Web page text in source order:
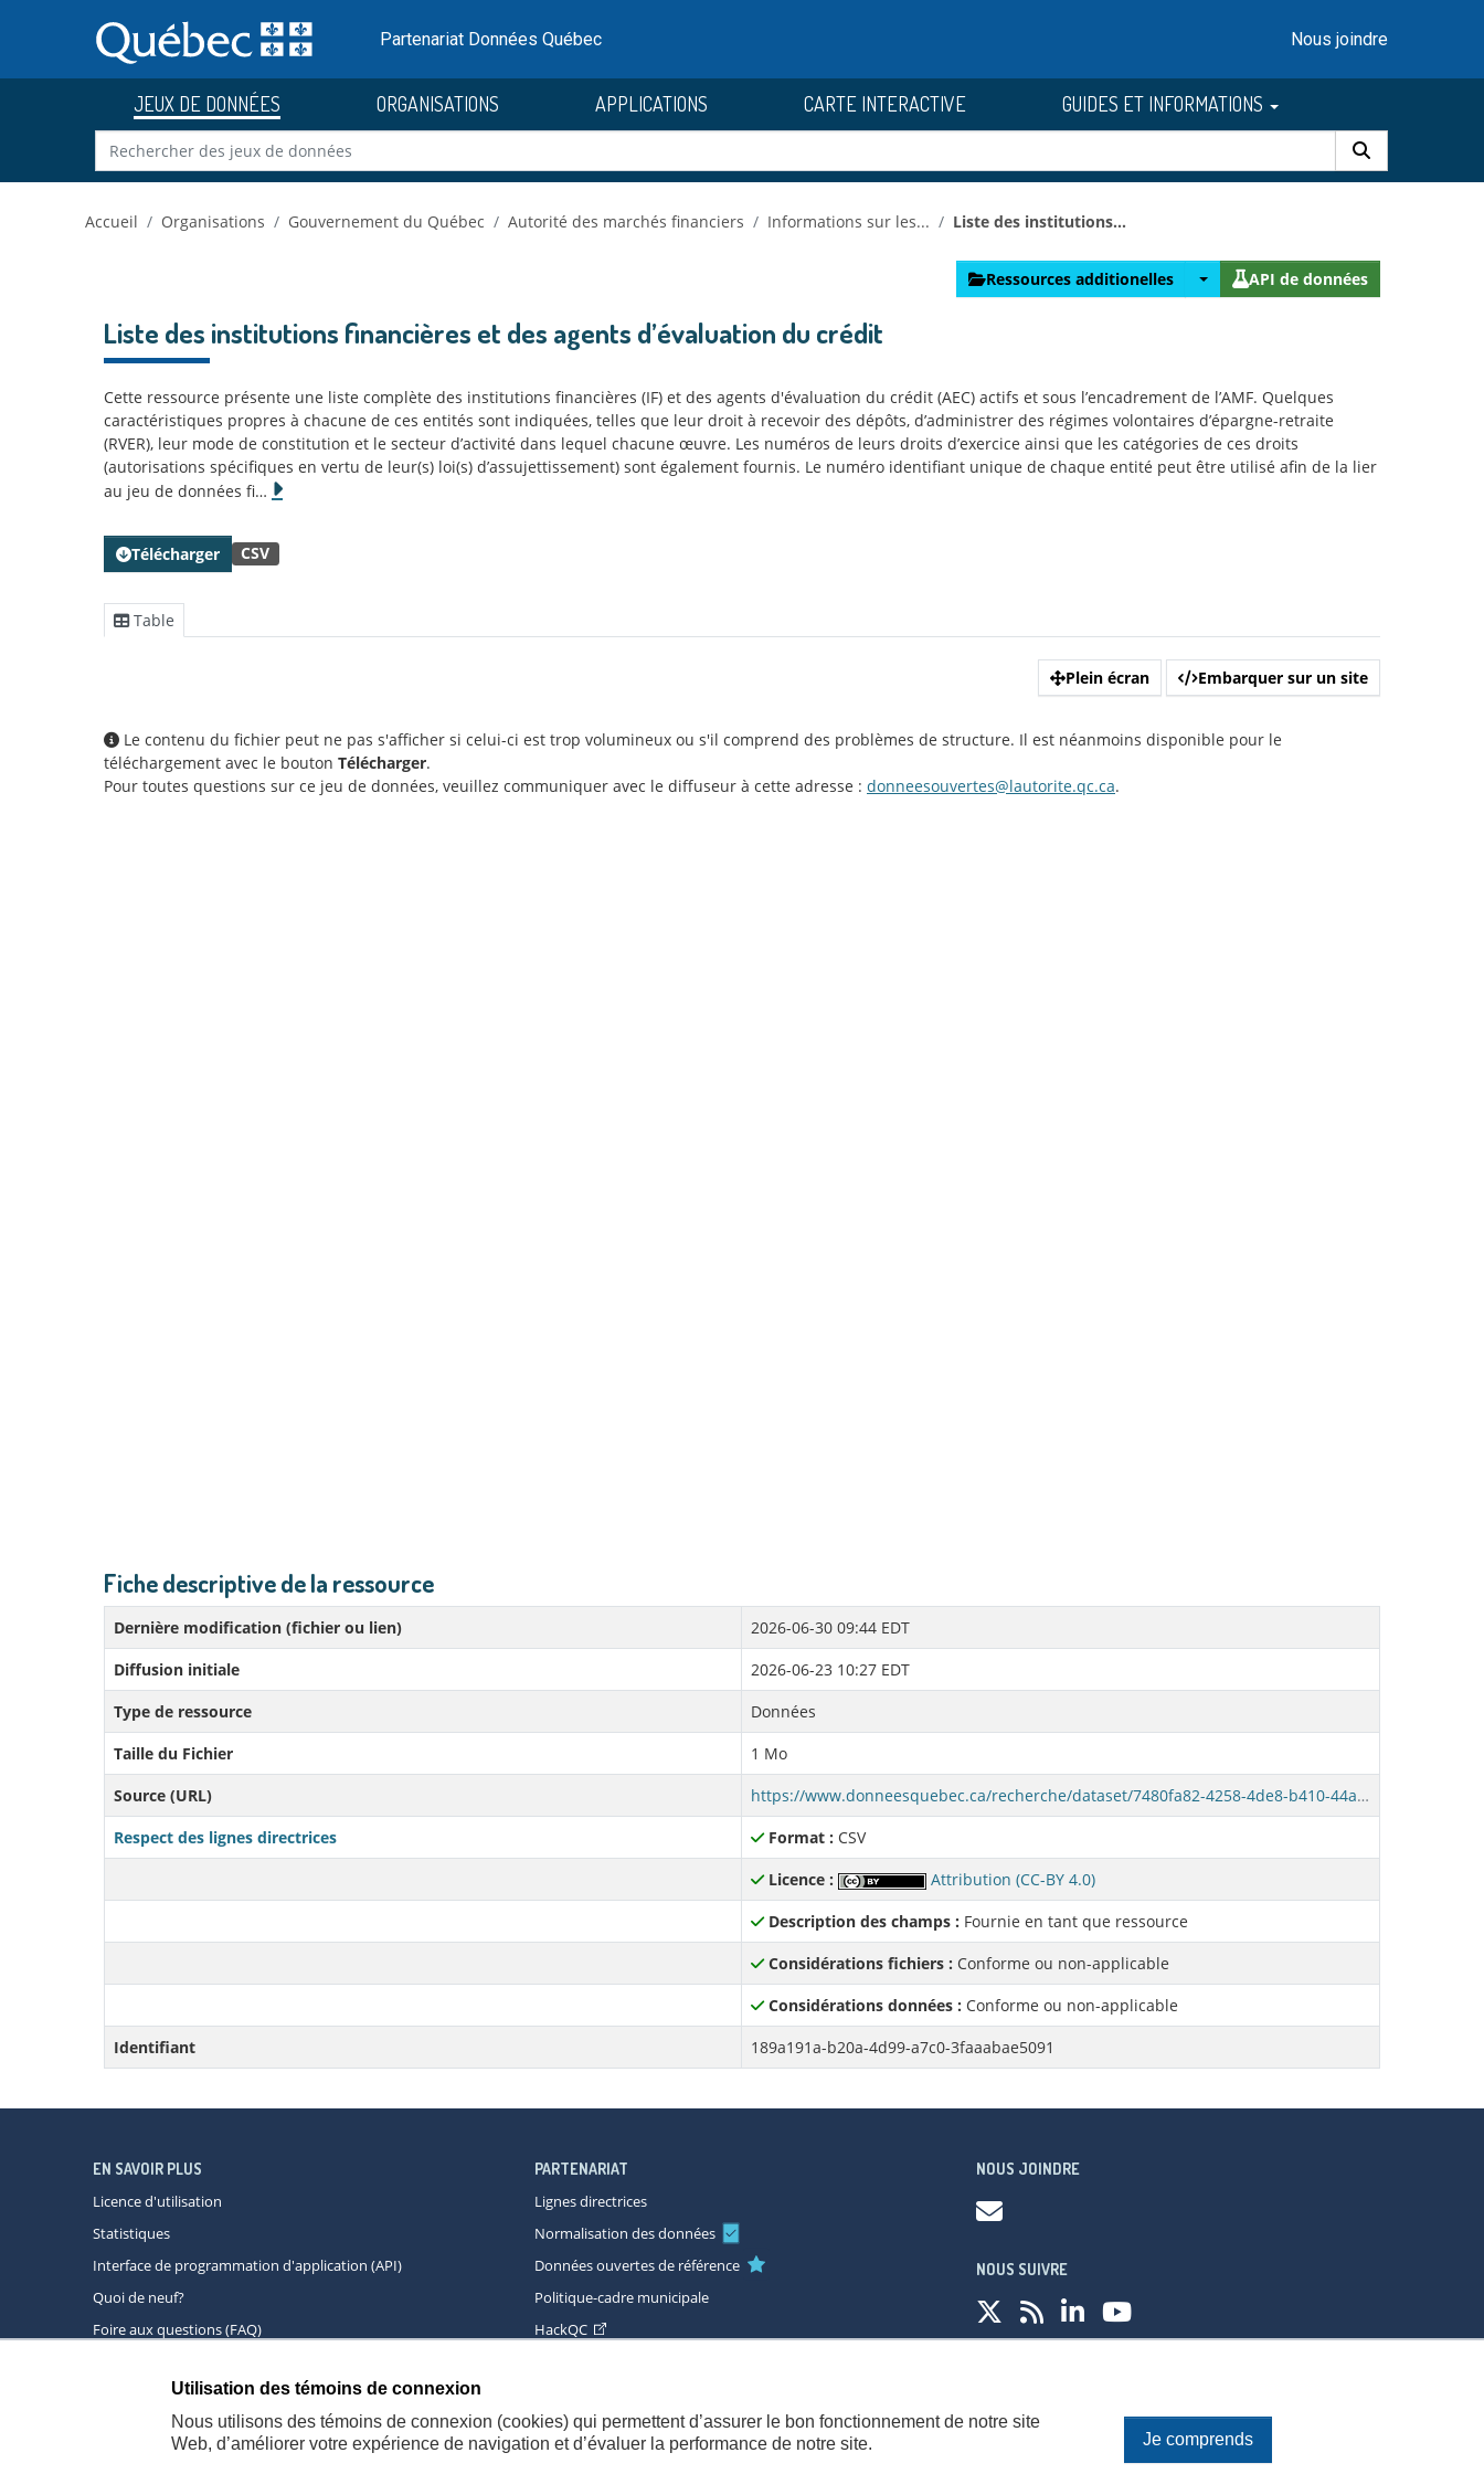
au
contenu
Partenariat Données Québec Nous joindre
JEUX DE DONNÉES ORGANISATIONS APPLICATIONS CARTE INTERACTIVE GUIDES ET INFORMATIONS
Accueil Organisations Gouvernement du Québec Autorité des marchés financiers Informations sur les... Liste des institutions...
Ressources additionelles API de données
Liste des institutions financières et des agents d’évaluation du crédit
Cette ressource présente une liste complète des institutions financières (IF) et des agents d'évaluation du crédit (AEC) actifs et sous l’encadrement de l’AMF. Quelques
caractéristiques propres à chacune de ces entités sont indiquées, telles que leur droit à recevoir des dépôts, d’administrer des régimes volontaires d’épargne-retraite
(RVER), leur mode de constitution et le secteur d’activité dans lequel chacune œuvre. Les numéros de leurs droits d’exercice ainsi que les catégories de ces droits
(autorisations spécifiques en vertu de leur(s) loi(s) d’assujettissement) sont également fournis. Le numéro identifiant unique de chaque entité peut être utilisé afin de la lier
au jeu de données fi…
Télécharger CSV
Table
Plein écran Embarquer sur un site
Le contenu du fichier peut ne pas s'afficher si celui-ci est trop volumineux ou s'il comprend des problèmes de structure. Il est néanmoins disponible pour le
téléchargement avec le bouton Télécharger.
Pour toutes questions sur ce jeu de données, veuillez communiquer avec le diffuseur à cette adresse : donneesouvertes@lautorite.qc.ca.
Fiche descriptive de la ressource
Dernière modification (fichier ou lien)
2026-06-30 09:44 EDT
Diffusion initiale
2026-06-23 10:27 EDT
Type de ressource
Données
Taille du Fichier
1 Mo
Source (URL)
https://www.donneesquebec.ca/recherche/dataset/7480fa82-4258-4de8-b410-44adf8cbb916/resource/189a191a-b20a-4d99-a7c0-3faaabae5091/download/amf-listeifaec-donnees.csv
Respect des lignes directrices
Format : CSV
Licence :
Attribution (CC-BY 4.0)
Description des champs : Fournie en tant que ressource
Considérations fichiers : Conforme ou non-applicable
Considérations données : Conforme ou non-applicable
Identifiant
189a191a-b20a-4d99-a7c0-3faaabae5091
Utilisation des témoins de connexion
Nous utilisons des témoins de connexion (cookies) qui permettent d’assurer le bon fonctionnement de notre site
Web, d’améliorer votre expérience de navigation et d’évaluer la performance de notre site.
Je comprends
EN SAVOIR PLUS
Licence d'utilisation
Statistiques
Interface de programmation d'application (API)
Quoi de neuf?
Foire aux questions (FAQ)
PARTENARIAT
Lignes directrices
Normalisation des données
Données ouvertes de référence
Politique-cadre municipale
HackQC
NOUS JOINDRE
NOUS SUIVRE
À propos Accessibilité Plan du site Consignes de sécurité Politique de confidentialité